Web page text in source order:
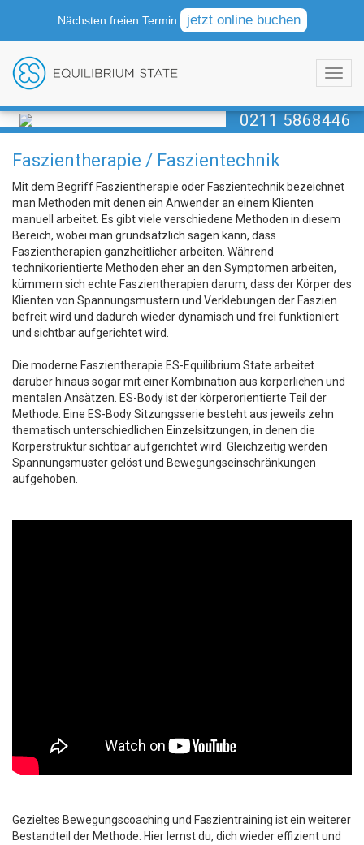
Nächsten freien Termin jetzt online buchen
Jetzt kostenfreien
persönlichen Infotermin
0211 5868446
Faszientherapie / Faszientechnik
Mit dem Begriff Faszientherapie oder Faszientechnik bezeichnet
man Methoden mit denen ein Anwender an einem Klienten
manuell arbeitet. Es gibt viele verschiedene Methoden in diesem
Bereich, wobei man grundsätzlich sagen kann, dass
Faszientherapien ganzheitlicher arbeiten. Während
technikorientierte Methoden eher an den Symptomen arbeiten,
kümmern sich echte Faszientherapien darum, dass der Körper des
Klienten von Spannungsmustern und Verklebungen der Faszien
befreit wird und dadurch wieder dynamisch und frei funktioniert
und sichtbar aufgerichtet wird.
Die moderne Faszientherapie ES-Equilibrium State arbeitet
darüber hinaus sogar mit einer Kombination aus körperlichen und
mentalen Ansätzen. ES-Body ist der körperorientierte Teil der
Methode. Eine ES-Body Sitzungsserie besteht aus jeweils zehn
thematisch unterschiedlichen Einzelsitzungen, in denen die
Körperstruktur sichtbar aufgerichtet wird. Gleichzeitig werden
Spannungsmuster gelöst und Bewegungs­ein­schrän­kungen
aufgehoben.
Gezieltes Bewegungscoaching und Faszientraining ist ein weiterer
Bestandteil der Methode. Hier lernst du, dich wieder effizient und